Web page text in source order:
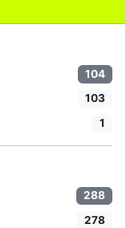
104
103
1
288
278